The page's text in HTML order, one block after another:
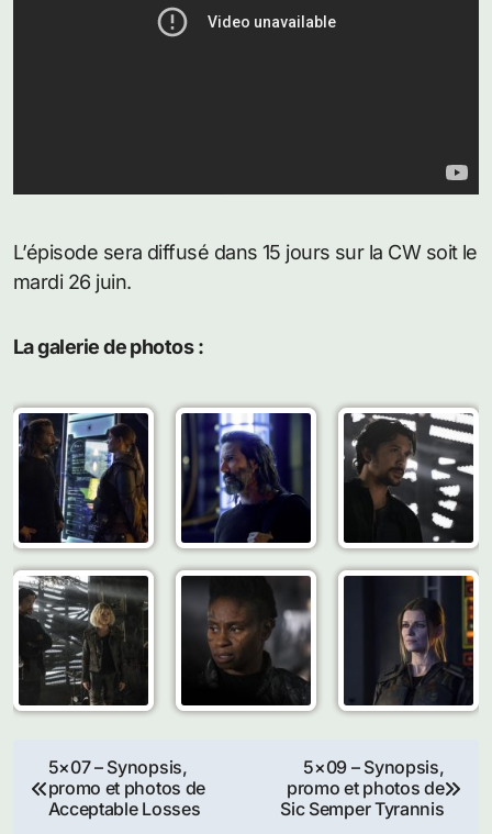
L’épisode sera diffusé dans 15 jours sur la CW soit le
mardi 26 juin.
La galerie de photos :
Navigation
de
5×07 – Synopsis,
promo et photos de
Acceptable Losses
5×09 – Synopsis,
promo et photos de
Sic Semper Tyrannis